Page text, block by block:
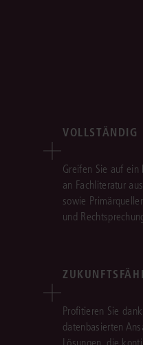
VOLLSTÄNDIG
Greifen Sie auf ein
an Fachliteratur
sowie
und
Profitieren Sie
datenbasierten